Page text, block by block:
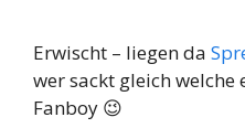
Erwischt – liegen da
wer sackt gleich welche
Fanboy 😉